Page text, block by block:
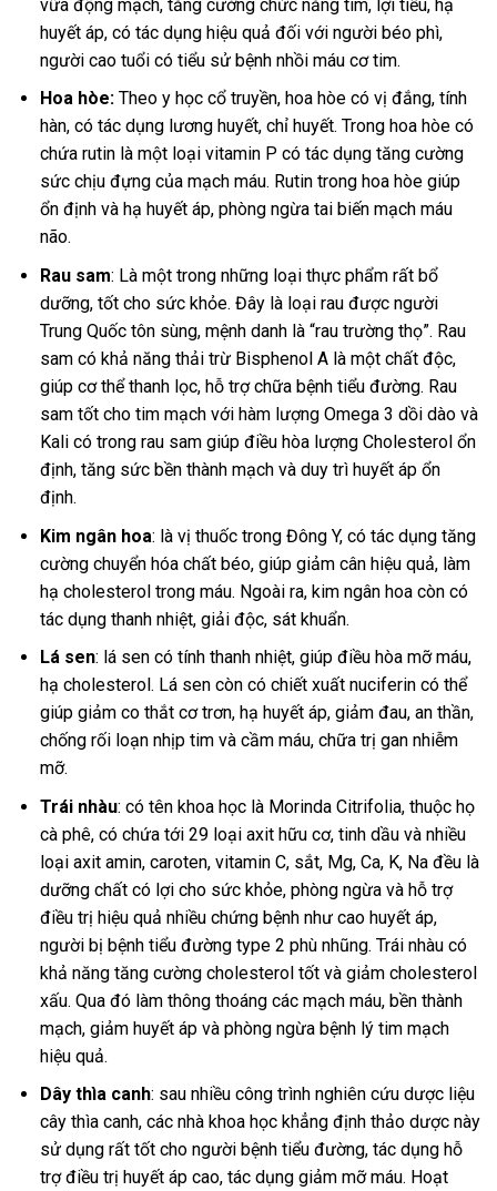
vữa động mạch, tăng cường chức năng tim, lợi tiểu, hạ
huyết áp, có tác dụng hiệu quả đối với người béo phì,
người cao tuổi có tiểu sử bệnh nhồi máu cơ tim.
Hoa hòe: Theo y học cổ truyền, hoa hòe có vị đắng, tính
hàn, có tác dụng lương huyết, chỉ huyết. Trong hoa hòe có
chứa rutin là một loại vitamin P có tác dụng tăng cường
sức chịu đựng của mạch máu. Rutin trong hoa hòe giúp
ổn định và hạ huyết áp, phòng ngừa tai biến mạch máu
não.
Rau sam: Là một trong những loại thực phẩm rất bổ
dưỡng, tốt cho sức khỏe. Đây là loại rau được người
Trung Quốc tôn sùng, mệnh danh là “rau trường thọ”. Rau
sam có khả năng thải trừ Bisphenol A là một chất độc,
giúp cơ thể thanh lọc, hỗ trợ chữa bệnh tiểu đường. Rau
sam tốt cho tim mạch với hàm lượng Omega 3 dồi dào và
Kali có trong rau sam giúp điều hòa lượng Cholesterol ổn
định, tăng sức bền thành mạch và duy trì huyết áp ổn
định.
Kim ngân hoa: là vị thuốc trong Đông Y, có tác dụng tăng
cường chuyển hóa chất béo, giúp giảm cân hiệu quả, làm
hạ cholesterol trong máu. Ngoài ra, kim ngân hoa còn có
tác dụng thanh nhiệt, giải độc, sát khuẩn.
Lá sen: lá sen có tính thanh nhiệt, giúp điều hòa mỡ máu,
hạ cholesterol. Lá sen còn có chiết xuất nuciferin có thể
giúp giảm co thắt cơ trơn, hạ huyết áp, giảm đau, an thần,
chống rối loạn nhịp tim và cầm máu, chữa trị gan nhiễm
mỡ.
Trái nhàu: có tên khoa học là Morinda Citrifolia, thuộc họ
cà phê, có chứa tới 29 loại axit hữu cơ, tinh dầu và nhiều
loại axit amin, caroten, vitamin C, sắt, Mg, Ca, K, Na đều là
dưỡng chất có lợi cho sức khỏe, phòng ngừa và hỗ trợ
điều trị hiệu quả nhiều chứng bệnh như cao huyết áp,
người bị bệnh tiểu đường type 2 phù nhũng. Trái nhàu có
khả năng tăng cường cholesterol tốt và giảm cholesterol
xấu. Qua đó làm thông thoáng các mạch máu, bền thành
mạch, giảm huyết áp và phòng ngừa bệnh lý tim mạch
hiệu quả.
Dây thìa canh: sau nhiều công trình nghiên cứu dược liệu
cây thìa canh, các nhà khoa học khẳng định thảo dược này
sử dụng rất tốt cho người bệnh tiểu đường, tác dụng hỗ
trợ điều trị huyết áp cao, tác dụng giảm mỡ máu. Hoạt